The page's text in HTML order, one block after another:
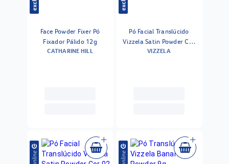
Face Powder Fixer Pó
Fixador Pálido 12g
CATHARINE HILL
Pó Facial Translúcido
Vizzela Satin Powder Cor
01 9g
VIZZELA